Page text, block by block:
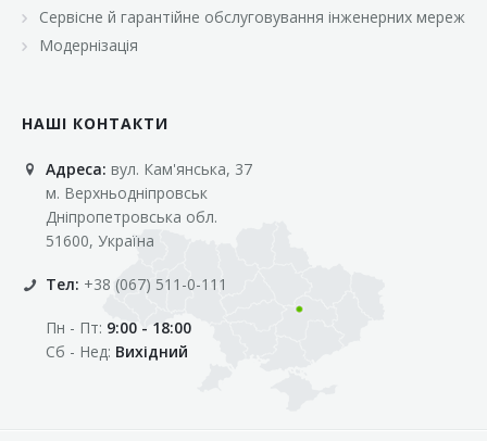
«Оптовичок»
«Свіжачок»
«Сільпо»
«Фора»
«Фреш»
«Фуршет»
«Цент»
Сервісне й гарантійне обслуговування інженерних мереж
Модернізація
НАШІ КОНТАКТИ
Адреса: вул. Кам'янська, 37
м. Верхньодніпровськ
Дніпропетровська обл.
51600, Україна
Тел: +38 (067) 511-0-111
Пн - Пт: 9:00 - 18:00
Сб - Нед: Вихідний